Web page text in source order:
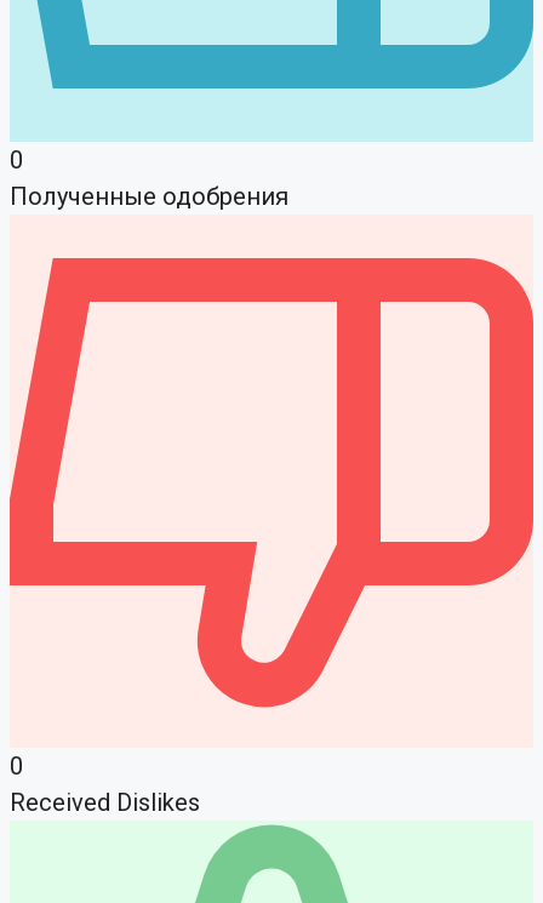
0
Полученные одобрения
0
Received Dislikes